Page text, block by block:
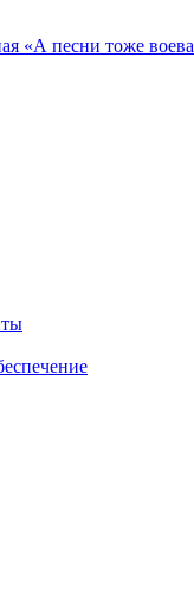
«А песни тоже